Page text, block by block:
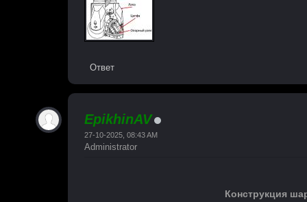
Ответ
EpikhinAV
27-10-2025, 08:43 AM
Administrator
Конструкция